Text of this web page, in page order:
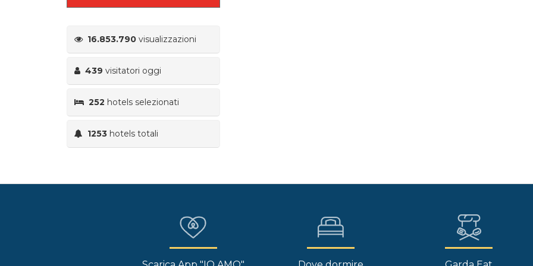
16.853.790 visualizzazioni
439 visitatori oggi
252 hotels selezionati
1253 hotels totali